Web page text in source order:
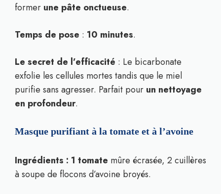
former une pâte onctueuse.
Temps de pose : 10 minutes.
Le secret de l’efficacité : Le bicarbonate
exfolie les cellules mortes tandis que le miel
purifie sans agresser. Parfait pour un nettoyage
en profondeur.
Masque purifiant à la tomate et à l’avoine
Ingrédients : 1 tomate mûre écrasée, 2 cuillères
à soupe de flocons d’avoine broyés.